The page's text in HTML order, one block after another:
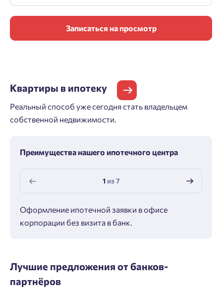
Записаться на просмотр
Квартиры в ипотеку
Реальный способ уже сегодня стать владельцем
собственной недвижимости.
Преимущества нашего ипотечного центра
1из7
Оформление ипотечной заявки в офисе
корпорации без визита в банк.
Лучшие предложения от банков-
партнёров